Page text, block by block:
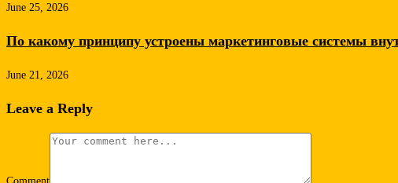
June 25, 2026
По какому принципу устроены маркетинговые системы
June 21, 2026
Leave a Reply